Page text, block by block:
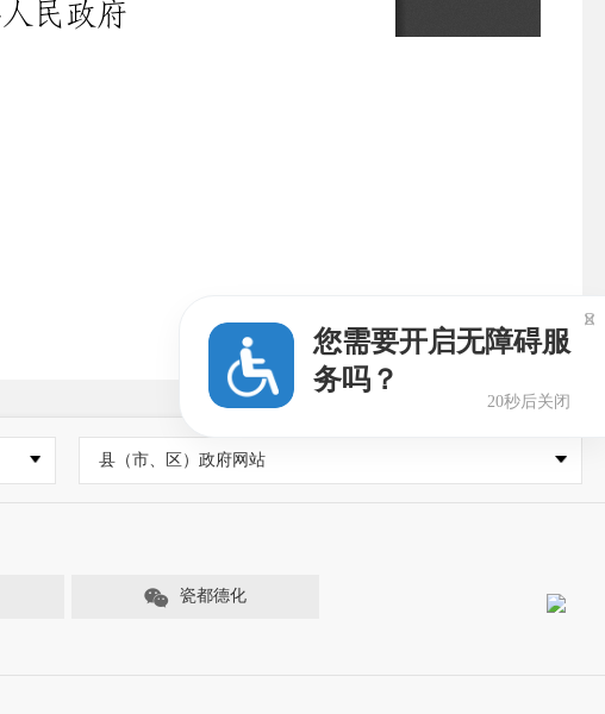
县（市、区）政府网站
瓷都德化
您需要开启无障碍服
务吗？
19秒后关闭
